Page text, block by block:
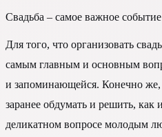
Свадьба – самое важное
Для того, что организовать
самым главным и основным
и запоминающейся. Конечно же,
заранее обдумать и решить, как
деликатном вопросе молодым